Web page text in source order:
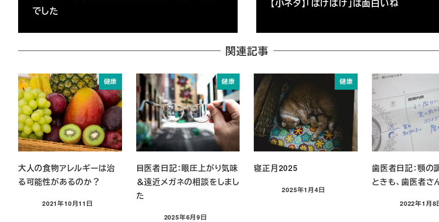
でした
【小ネタ】「ばけばけ」は面白いね
関連記事
健康
大人の食物アレルギーは治
る可能性があるのか？
投稿日
2021年10月11日
健康
目医者日記：眼圧上がり気味
＆遠近メガネの相談をしまし
た
2025年6月9日
健康
寝正月2025
投稿日
2025年1月4日
歯医者日記：顎の
ときも、歯医者さ
投稿日
2022年1月8